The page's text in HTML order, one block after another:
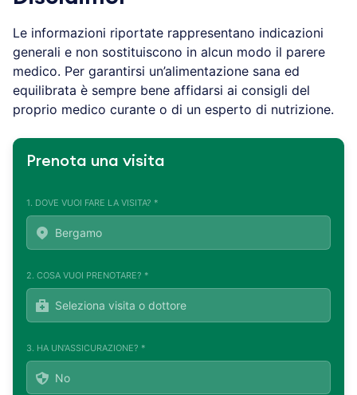
Le informazioni riportate rappresentano indicazioni
generali e non sostituiscono in alcun modo il parere
medico. Per garantirsi un’alimentazione sana ed
equilibrata è sempre bene affidarsi ai consigli del
proprio medico curante o di un esperto di nutrizione.
Prenota una visita
1. DOVE VUOI FARE LA VISITA? *
2. COSA VUOI PRENOTARE? *
3. HA UN'ASSICURAZIONE? *